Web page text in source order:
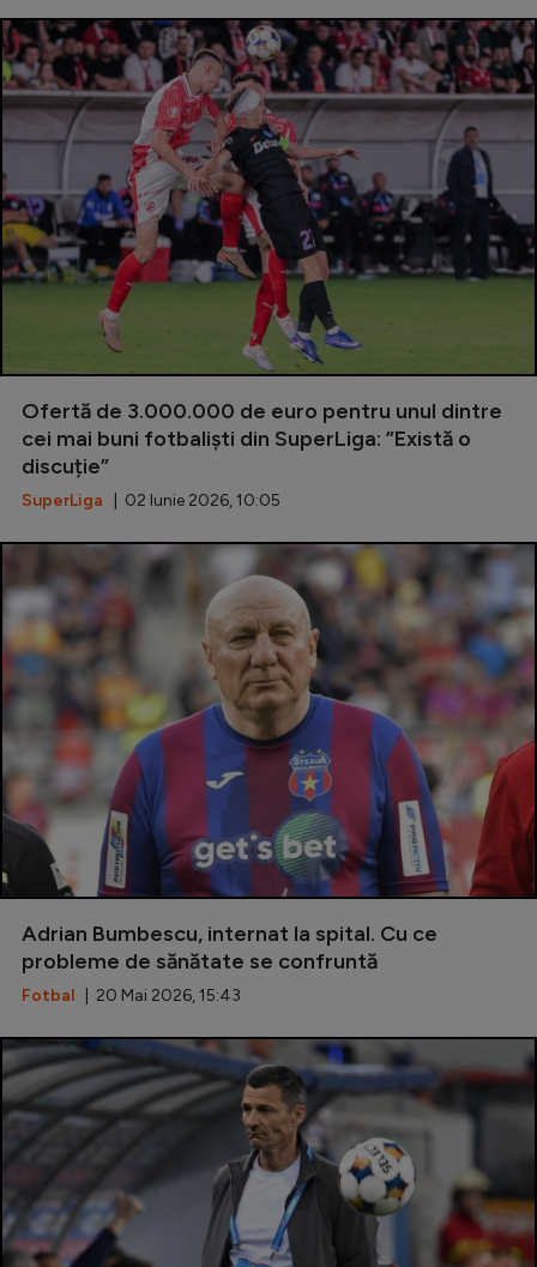
Ofertă de 3.000.000 de euro pentru unul dintre
cei mai buni fotbaliști din SuperLiga: ”Există o
discuție”
SuperLiga | 02 Iunie 2026, 10:05
Adrian Bumbescu, internat la spital. Cu ce
probleme de sănătate se confruntă
Fotbal | 20 Mai 2026, 15:43